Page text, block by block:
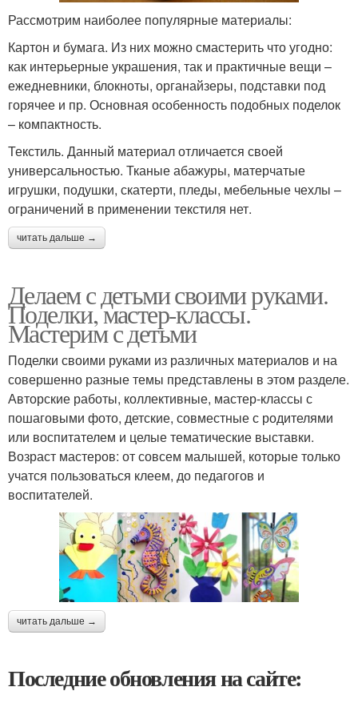
Рассмотрим наиболее популярные материалы:
Картон и бумага. Из них можно смастерить что угодно:
как интерьерные украшения, так и практичные вещи –
ежедневники, блокноты, органайзеры, подставки под
горячее и пр. Основная особенность подобных поделок
– компактность.
Текстиль. Данный материал отличается своей
универсальностью. Тканые абажуры, матерчатые
игрушки, подушки, скатерти, пледы, мебельные чехлы –
ограничений в применении текстиля нет.
читать дальше →
Делаем с детьми своими руками.
Поделки, мастер-классы.
Мастерим с детьми
Поделки своими руками из различных материалов и на
совершенно разные темы представлены в этом разделе.
Авторские работы, коллективные, мастер-классы с
пошаговыми фото, детские, совместные с родителями
или воспитателем и целые тематические выставки.
Возраст мастеров: от совсем малышей, которые только
учатся пользоваться клеем, до педагогов и
воспитателей.
читать дальше →
Последние обновления на сайте: